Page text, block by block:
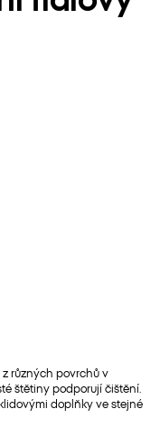
různých povrchů v
štětiny podporují čištění.
doplňky ve stejné